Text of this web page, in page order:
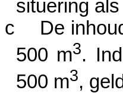
situering
c
De
500 m3.
500 m3,